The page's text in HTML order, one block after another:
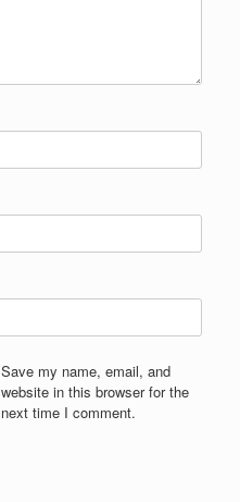
Save my name, email, and
website in this browser for the
next time I comment.